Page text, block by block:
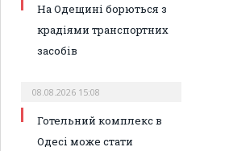
На Одещині борються з
крадіями транспортних
засобів
08.08.2026 15:08
Готельний комплекс в
Одесі може стати